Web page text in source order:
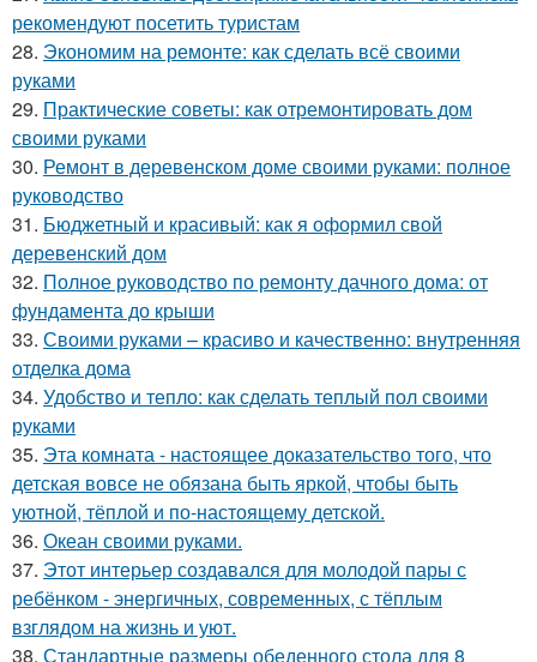
рекомендуют посетить туристам
28. Экономим на ремонте: как сделать всё своими
руками
29. Практические советы: как отремонтировать дом
своими руками
30. Ремонт в деревенском доме своими руками: полное
руководство
31. Бюджетный и красивый: как я оформил свой
деревенский дом
32. Полное руководство по ремонту дачного дома: от
фундамента до крыши
33. Своими руками – красиво и качественно: внутренняя
отделка дома
34. Удобство и тепло: как сделать теплый пол своими
руками
35. Эта комната - настоящее доказательство того, что
детская вовсе не обязана быть яркой, чтобы быть
уютной, тёплой и по-настоящему детской.
36. Океан своими руками.
37. Этот интерьер создавался для молодой пары с
ребёнком - энергичных, современных, с тёплым
взглядом на жизнь и уют.
38. Стандартные размеры обеденного стола для 8